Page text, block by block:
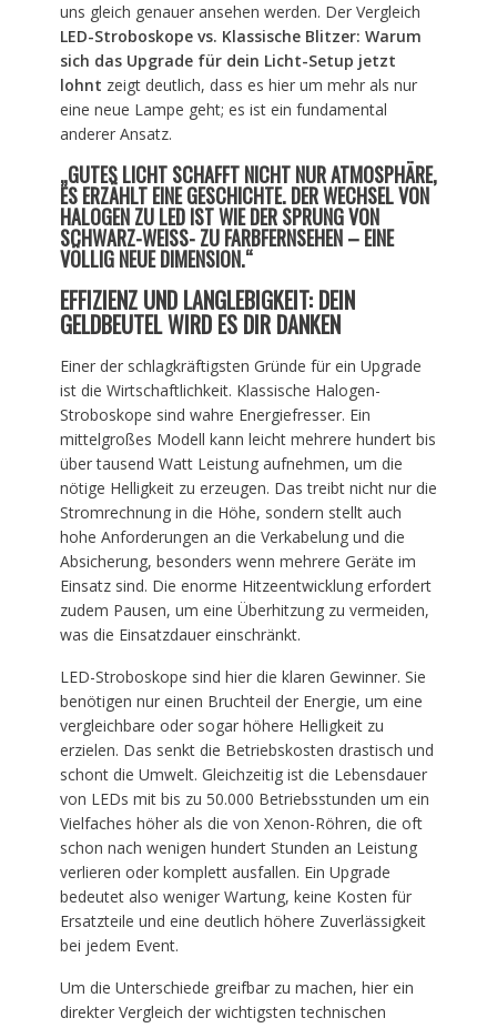
uns gleich genauer ansehen werden. Der Vergleich
LED-Stroboskope vs. Klassische Blitzer: Warum
sich das Upgrade für dein Licht-Setup jetzt
lohnt zeigt deutlich, dass es hier um mehr als nur
eine neue Lampe geht; es ist ein fundamental
anderer Ansatz.
„GUTES LICHT SCHAFFT NICHT NUR ATMOSPHÄRE,
ES ERZÄHLT EINE GESCHICHTE. DER WECHSEL VON
HALOGEN ZU LED IST WIE DER SPRUNG VON
SCHWARZ-WEISS- ZU FARBFERNSEHEN – EINE V
ÖLLIG NEUE DIMENSION.“
EFFIZIENZ UND LANGLEBIGKEIT: DEIN
GELDBEUTEL WIRD ES DIR DANKEN
Einer der schlagkräftigsten Gründe für ein Upgrade
ist die Wirtschaftlichkeit. Klassische Halogen-
Stroboskope sind wahre Energiefresser. Ein
mittelgroßes Modell kann leicht mehrere hundert bis
über tausend Watt Leistung aufnehmen, um die
nötige Helligkeit zu erzeugen. Das treibt nicht nur die
Stromrechnung in die Höhe, sondern stellt auch
hohe Anforderungen an die Verkabelung und die
Absicherung, besonders wenn mehrere Geräte im
Einsatz sind. Die enorme Hitzeentwicklung erfordert
zudem Pausen, um eine Überhitzung zu vermeiden,
was die Einsatzdauer einschränkt.
LED-Stroboskope sind hier die klaren Gewinner. Sie
benötigen nur einen Bruchteil der Energie, um eine
vergleichbare oder sogar höhere Helligkeit zu
erzielen. Das senkt die Betriebskosten drastisch und
schont die Umwelt. Gleichzeitig ist die Lebensdauer
von LEDs mit bis zu 50.000 Betriebsstunden um ein
Vielfaches höher als die von Xenon-Röhren, die oft
schon nach wenigen hundert Stunden an Leistung
verlieren oder komplett ausfallen. Ein Upgrade
bedeutet also weniger Wartung, keine Kosten für
Ersatzteile und eine deutlich höhere Zuverlässigkeit
bei jedem Event.
Um die Unterschiede greifbar zu machen, hier ein
direkter Vergleich der wichtigsten technischen